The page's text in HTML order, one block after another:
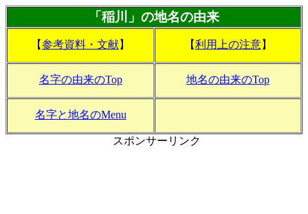
「稲川」の地名の由来
【参考資料・文献】 【利用上の注意】
名字の由来のTop 地名の由来のTop
名字と地名のMenu
スポンサーリンク